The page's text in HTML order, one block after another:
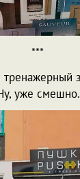
***
уже смешно.